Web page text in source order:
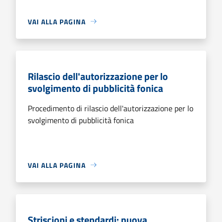
VAI ALLA PAGINA
Rilascio dell'autorizzazione per lo
svolgimento di pubblicità fonica
Procedimento di rilascio dell'autorizzazione per lo
svolgimento di pubblicità fonica
VAI ALLA PAGINA